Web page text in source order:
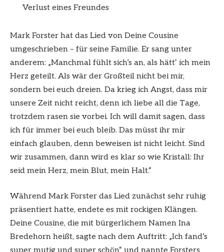
Verlust eines Freundes
Mark Forster hat das Lied von Deine Cousine
umgeschrieben – für seine Familie. Er sang unter
anderem: „Manchmal fühlt sich’s an, als hätt‘ ich mein
Herz geteilt. Als wär der Großteil nicht bei mir,
sondern bei euch dreien. Da krieg ich Angst, dass mir
unsere Zeit nicht reicht, denn ich liebe all die Tage,
trotzdem rasen sie vorbei. Ich will damit sagen, dass
ich für immer bei euch bleib. Das müsst ihr mir
einfach glauben, denn beweisen ist nicht leicht. Sind
wir zusammen, dann wird es klar so wie Kristall: Ihr
seid mein Herz, mein Blut, mein Halt.“
Während Mark Forster das Lied zunächst sehr ruhig
präsentiert hatte, endete es mit rockigen Klängen.
Deine Cousine, die mit bürgerlichem Namen Ina
Bredehorn heißt, sagte nach dem Auftritt: „Ich fand’s